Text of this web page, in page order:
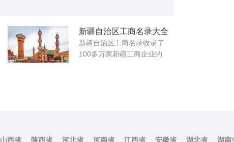
新疆自治区工商名录大全
新疆自治区工商名录收录了
100多万家新疆工商企业的
山西省 陕西省 河北省 河南省 江西省 安徽省 湖北省 湖南